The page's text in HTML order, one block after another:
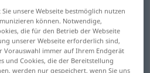
anklicken/antippen)
unsere Webseite bestmöglich nutzen
können. Notwendige,
die für den Betrieb der Webseite
unserer Webseite erforderlich sind,
Vorauswahl immer auf Ihrem Endgerät
und Cookies, die der Bereitstellung
werden nur gespeichert, wenn Sie uns